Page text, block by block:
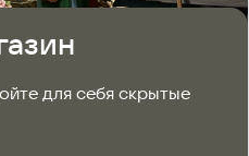
для себя скрытые